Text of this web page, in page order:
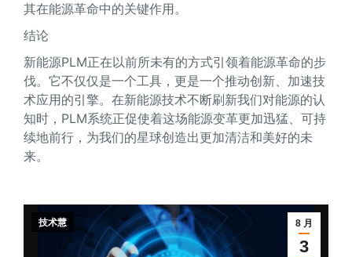
其在能源革命中的关键作用。
结论
新能源PLM正在以前所未有的方式引领着能源革命的步
伐。它不仅仅是一个工具，更是一个推动创新、加速技
术应用的引擎。在新能源技术不断刷新我们对能源的认
知时，PLM系统正促使着这场能源变革更加迅猛、可持
续地前行，为我们的星球创造出更加清洁和美好的未
来。
8 月
3
技术慧